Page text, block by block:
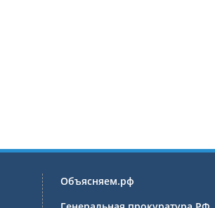
Объясняем.рф